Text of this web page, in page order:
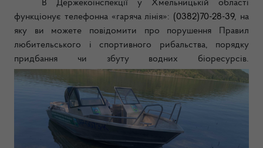
В Держекоінспекції у Хмельницькій області
функціонує телефонна «гаряча лінія»: (0382)70-28-39, на
яку ви можете повідомити про порушення Правил
любительського і спортивного рибальства, порядку
придбання чи збуту водних біоресурсів.